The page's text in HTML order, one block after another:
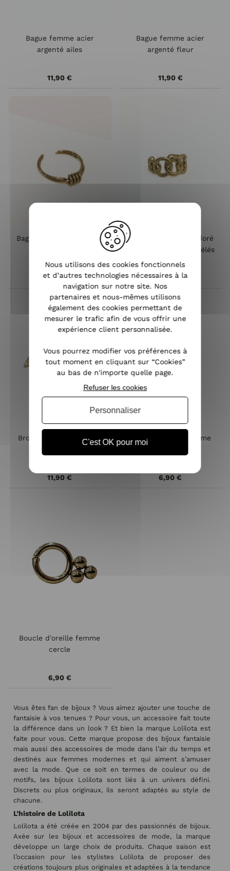
Bague femme acier
argenté ailes
11,90 €
Bague femme acier
argenté fleur
11,90 €
Bague femme acier doré
11,90 €
Bague femme acier doré
gros maillons entremélés
11,90 €
Broche acier doré demi
11,90 €
Boucle d'oreille femme
6,90 €
Boucle d'oreille femme
cercle
6,90 €
Vous êtes fan de bijoux ? Vous aimez ajouter une touche de
fantaisie à vos tenues ? Pour vous, un accessoire fait toute
la différence dans un look ? Et bien la marque Lolilota est
faite pour vous. Cette marque propose des bijoux fantaisie
mais aussi des accessoires de mode dans l’air du temps et
destinés aux femmes modernes et qui aiment s’amuser
avec la mode. Que ce soit en termes de couleur ou de
motifs, les bijoux Lolilota sont liés à un univers défini.
Discrets ou plus originaux, ils seront adaptés au style de
chacune.
L’histoire de Lolilota
Lolilota a été créée en 2004 par des passionnés de bijoux.
Axée sur les bijoux et accessoires de mode, la marque
développe un large choix de produits. Chaque saison est
l’occasion pour les stylistes Lolilota de proposer des
créations toujours plus originales et adaptées à la tendance
Nous utilisons des cookies fonctionnels
et d’autres technologies nécessaires à la
navigation sur notre site. Nos
partenaires et nous-mêmes utilisons
également des cookies permettant de
mesurer le trafic afin de vous offrir une
expérience client personnalisée.
Vous pourrez modifier vos préférences à
tout moment en cliquant sur “Cookies”
au bas de n'importe quelle page.
C'est OK pour moi
Refuser les cookies
Personnaliser